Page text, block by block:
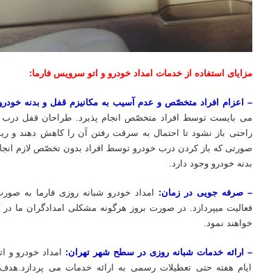
مزایای استفاده از خدمات امداد خودرو و اتو سرویس فارما:
– اعزام افراد متخصّص و عدم آسیب به مکانیزم قفل و بدنه
می بایست توسط افراد متخصّص انجام پذیرد. طراحان قفل درب
راحتی باز نشود تا احتمال به سرقت رفتن آن را کاهش دهند و
صورتی که باز کردن درب خودرو توسط افراد بدون تخصّص لازم
بدنه خودرو وجود دارد.
– صرفه جویی در زمان:
امداد خودرو شبانه روزی فارما به
فعالیت میپردازد. در صورت بروز هرگونه مشکلی امدادگران
خواهند نمود.
– ارائه خدمات شبانه روزی در سطح شهر تهران: امداد خودرو و
ایام هفته حتی تعطیلات رسمی به ارائه خدمات می